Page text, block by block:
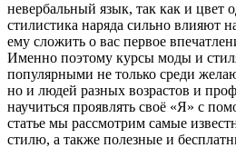
невербальный язык, так как и цвет
стилистика наряда сильно влияют
ему сложить о вас первое
Именно поэтому курсы моды и
популярными не только среди
но и людей разных возрастов и
научиться проявлять своё «Я» с
статье мы рассмотрим самые
стилю, а также полезные и